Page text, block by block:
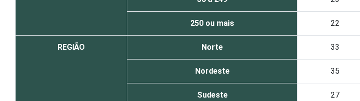
250 ou mais 22
REGIÃO Norte 33
Nordeste 35
Sudeste 27